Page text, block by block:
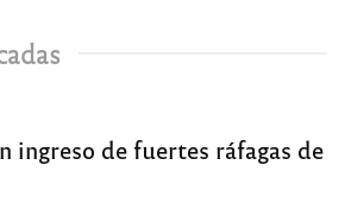
ingreso de fuertes ráfagas de